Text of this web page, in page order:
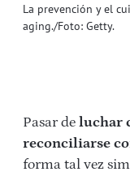
La prevención y el
aging./Foto: Getty.
Pasar de luchar
reconciliarse
forma tal vez